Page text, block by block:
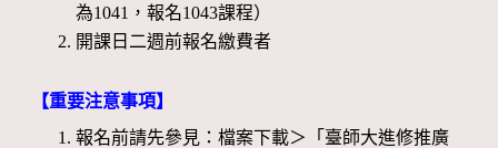
為1041，報名1043課程）
開課日二週前報名繳費者
【重要注意事項】
報名前請先參見：檔案下載＞「臺師大進修推廣